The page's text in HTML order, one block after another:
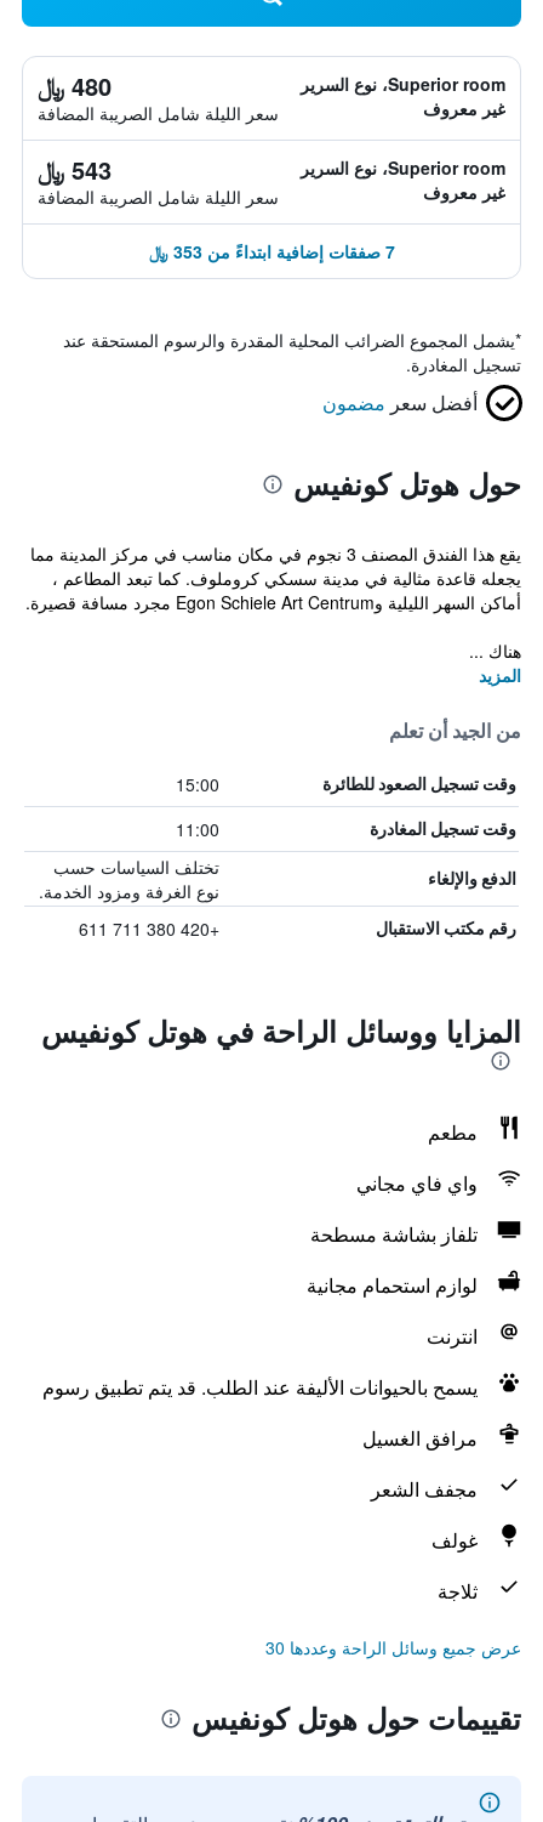
Superior room، نوع السرير
غير معروف
480 ﷼
سعر الليلة شامل الصريبة المضافة
Superior room، نوع السرير
غير معروف
543 ﷼
سعر الليلة شامل الصريبة المضافة
7 صفقات إضافية ابتداءً من 353 ﷼
*يشمل المجموع الضرائب المحلية المقدرة والرسوم المستحقة عند
تسجيل المغادرة.
أفضل سعر مضمون
حول هوتل كونفيس
يقع هذا الفندق المصنف 3 نجوم في مكان مناسب في مركز المدينة مما
يجعله قاعدة مثالية في مدينة سسكي كروملوف. كما تبعد المطاعم ،
أماكن السهر الليلية وEgon Schiele Art Centrum مجرد مسافة قصيرة.
هناك ...
المزيد
من الجيد أن تعلم
وقت تسجيل الصعود للطائرة 15:00
وقت تسجيل المغادرة 11:00
الدفع والإلغاء
تختلف السياسات حسب
نوع الغرفة ومزود الخدمة.
رقم مكتب الاستقبال +420 380 711 611
المزايا ووسائل الراحة في هوتل كونفيس
مطعم
واي فاي مجاني
تلفاز بشاشة مسطحة
لوازم استحمام مجانية
انترنت
يسمح بالحيوانات الأليفة عند الطلب. قد يتم تطبيق رسوم
مرافق الغسيل
مجفف الشعر
غولف
ثلاجة
عرض جميع وسائل الراحة وعددها 30
تقييمات حول هوتل كونفيس